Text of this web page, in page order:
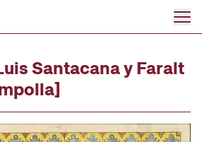
Santacana y Faralt